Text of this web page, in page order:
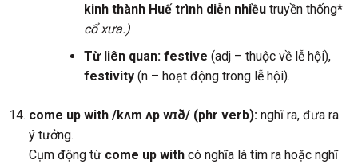
kinh thành Huế trình diễn nhiều truyền thống*
cổ xưa.)
Từ liên quan: festive (adj – thuộc về lễ hội),
festivity(n – hoạt động trong lễ hội).
come up with /kʌm ʌp wɪð/ (phr verb):nghĩ ra, đưa ra
ý tưởng.
Cụm động từ come up withcó nghĩa là tìm ra hoặc nghĩ